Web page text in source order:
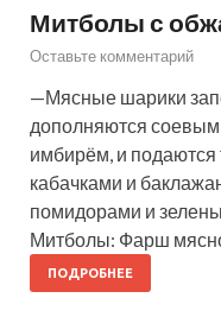
Митболы с
Оставьте комментарий
—Мясные шарики
дополняются
имбирём, и
кабачками и
помидорами и
Митболы: Фарш
ПОДРОБНЕЕ